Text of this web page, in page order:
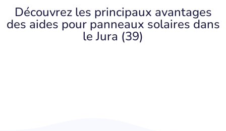
Découvrez les principaux avantages
des aides pour panneaux solaires dans
le Jura (39)